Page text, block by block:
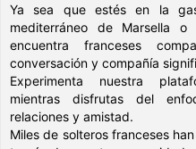
Ya sea que estés en la
mediterráneo de Marsella
encuentra franceses
conversación y compañía
Experimenta nuestra
mientras disfrutas del
relaciones y amistad.
Miles de solteros franceses